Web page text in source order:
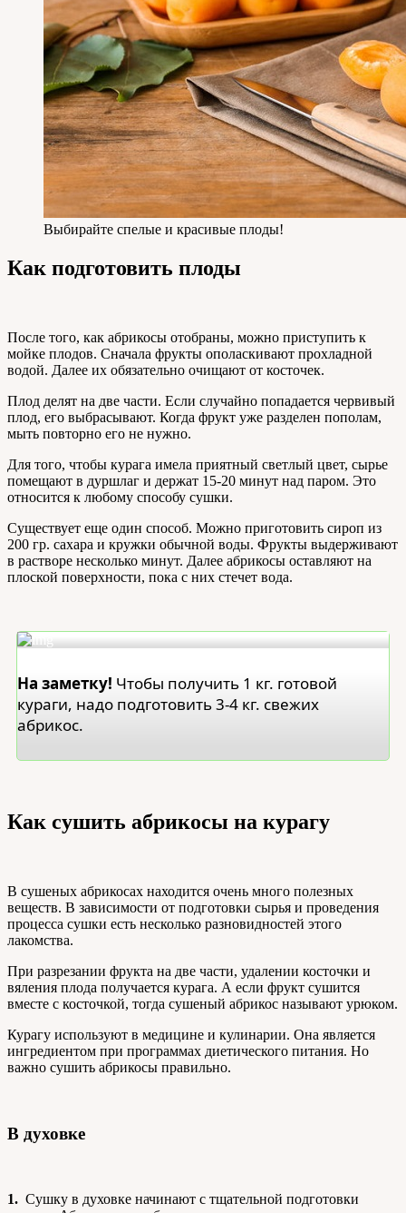
Выбирайте спелые и красивые плоды!
Как подготовить плоды
После того, как абрикосы отобраны, можно приступить к
мойке плодов. Сначала фрукты ополаскивают прохладной
водой. Далее их обязательно очищают от косточек.
Плод делят на две части. Если случайно попадается червивый
плод, его выбрасывают. Когда фрукт уже разделен пополам,
мыть повторно его не нужно.
Для того, чтобы курага имела приятный светлый цвет, сырье
помещают в дуршлаг и держат 15-20 минут над паром. Это
относится к любому способу сушки.
Существует еще один способ. Можно приготовить сироп из
200 гр. сахара и кружки обычной воды. Фрукты выдерживают
в растворе несколько минут. Далее абрикосы оставляют на
плоской поверхности, пока с них стечет вода.
На заметку! Чтобы получить 1 кг. готовой
кураги, надо подготовить 3-4 кг. свежих
абрикос.
Как сушить абрикосы на курагу
В сушеных абрикосах находится очень много полезных
веществ. В зависимости от подготовки сырья и проведения
процесса сушки есть несколько разновидностей этого
лакомства.
При разрезании фрукта на две части, удалении косточки и
вяления плода получается курага. А если фрукт сушится
вместе с косточкой, тогда сушеный абрикос называют урюком.
Курагу используют в медицине и кулинарии. Она является
ингредиентом при программах диетического питания. Но
важно сушить абрикосы правильно.
В духовке
1. Сушку в духовке начинают с тщательной подготовки